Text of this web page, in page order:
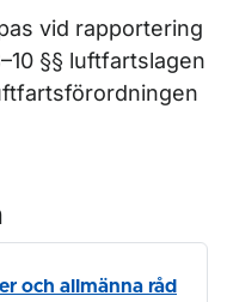
vid rapportering
§§ luftfartslagen
och allmänna råd